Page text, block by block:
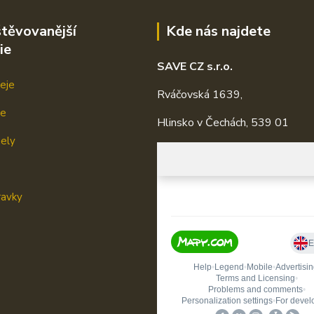
Kde nás najdete
SAVE CZ s.r.o.
Rváčovská 1639,
Hlinsko v Čechách, 539 01